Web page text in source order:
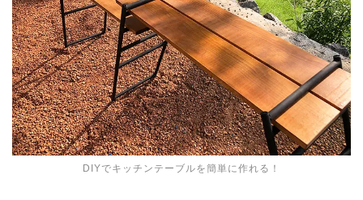
DIYでキッチンテーブルを簡単に作れる！